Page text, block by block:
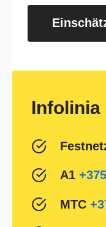
Infolinia
А1
MTC